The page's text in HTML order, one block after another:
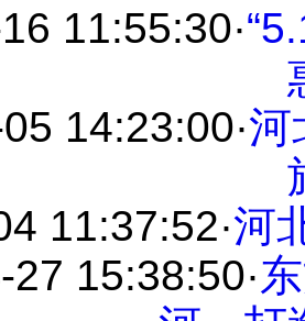
11:55:30·
14:23:00·河
11:37:52·河
27 15:38:50·